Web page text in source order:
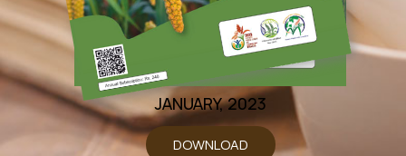
JANUARY, 2023
DOWNLOAD